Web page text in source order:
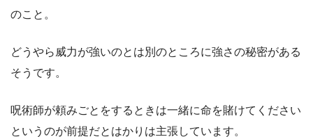
のこと。
どうやら威力が強いのとは別のところに強さの秘密がある
そうです。
呪術師が頼みごとをするときは一緒に命を賭けてください
というのが前提だとはかりは主張しています。